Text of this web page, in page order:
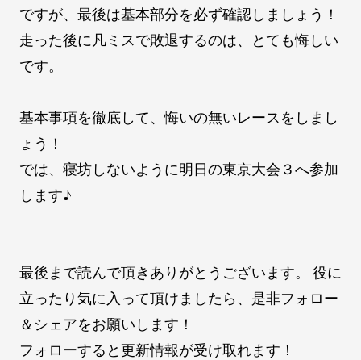
ですが、最後は基本部分を必ず確認しましょう！
走った後に凡ミスで敗退するのは、とても悔しい
です。
基本事項を徹底して、悔いの無いレースをしまし
ょう！
では、寝坊しないように明日の東京大会３へ参加
します♪
最後まで読んで頂きありがとうございます。 役に
立ったり気に入って頂けましたら、是非フォロー
＆シェアをお願いします！
フォローすると更新情報が受け取れます！